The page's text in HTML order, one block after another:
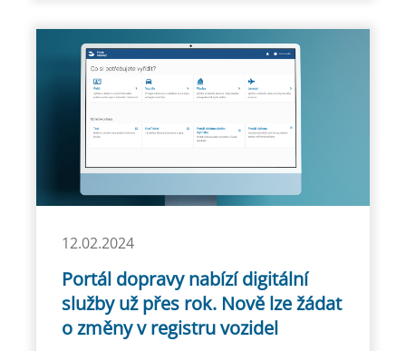
12.02.2024
Portál dopravy nabízí digitální
služby už přes rok. Nově lze žádat
o změny v registru vozidel